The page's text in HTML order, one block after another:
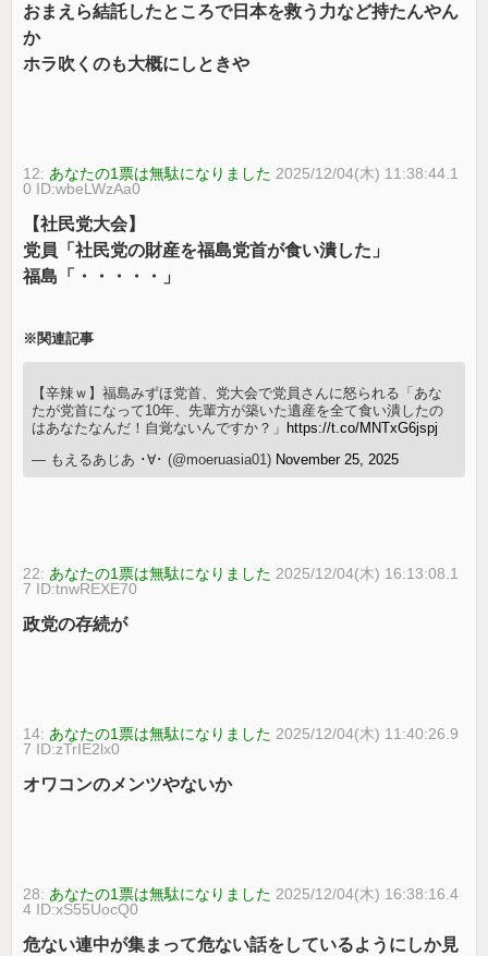
おまえら結託したところで日本を救う力など持たんやん
か
ホラ吹くのも大概にしときや
12: あなたの1票は無駄になりました 2025/12/04(木) 11:38:44.1
0 ID:wbeLWzAa0
【社民党大会】
党員「社民党の財産を福島党首が食い潰した」
福島「・・・・・」
※関連記事
【辛辣ｗ】福島みずほ党首、党大会で党員さんに怒られる「あな
たが党首になって10年、先輩方が築いた遺産を全て食い潰したの
はあなたなんだ！自覚ないんですか？」 https://t.co/MNTxG6jspj
— もえるあじあ ･∀･ (@moeruasia01) November 25, 2025
22: あなたの1票は無駄になりました 2025/12/04(木) 16:13:08.1
7 ID:tnwREXE70
政党の存続が
14: あなたの1票は無駄になりました 2025/12/04(木) 11:40:26.9
7 ID:zTrIE2lx0
オワコンのメンツやないか
28: あなたの1票は無駄になりました 2025/12/04(木) 16:38:16.4
4 ID:xS55UocQ0
危ない連中が集まって危ない話をしているようにしか見